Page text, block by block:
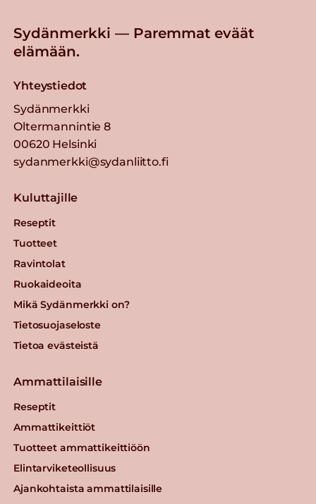
Sydänmerkki — Paremmat eväät
elämään.
Yhteystiedot
Sydänmerkki
Oltermannintie 8
00620 Helsinki
sydanmerkki@sydanliitto.fi
Kuluttajille
Reseptit
Tuotteet
Ravintolat
Ruokaideoita
Mikä Sydänmerkki on?
Tietosuojaseloste
Tietoa evästeistä
Ammattilaisille
Reseptit
Ammattikeittiöt
Tuotteet ammattikeittiöön
Elintarviketeollisuus
Ajankohtaista ammattilaisille